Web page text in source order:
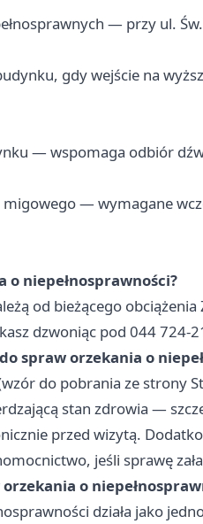
— przy ul.
gdy wejście na
— wspomaga odbiór
— wymagane
o niepełnosprawności?
od bieżącego obciążenia
dzwoniąc pod 044 724-
spraw orzekania o
do pobrania ze strony
stan zdrowia —
przed wizytą.
jeśli sprawę
o
działa jako